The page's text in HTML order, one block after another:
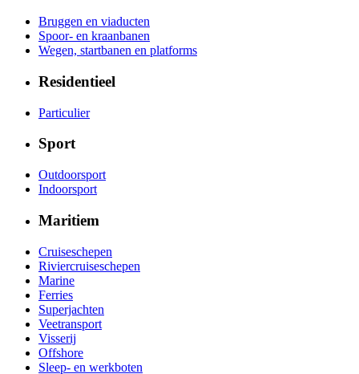
Bruggen en viaducten
Spoor- en kraanbanen
Wegen, startbanen en platforms
Residentieel
Particulier
Sport
Outdoorsport
Indoorsport
Maritiem
Cruiseschepen
Riviercruiseschepen
Marine
Ferries
Superjachten
Veetransport
Visserij
Offshore
Sleep- en werkboten